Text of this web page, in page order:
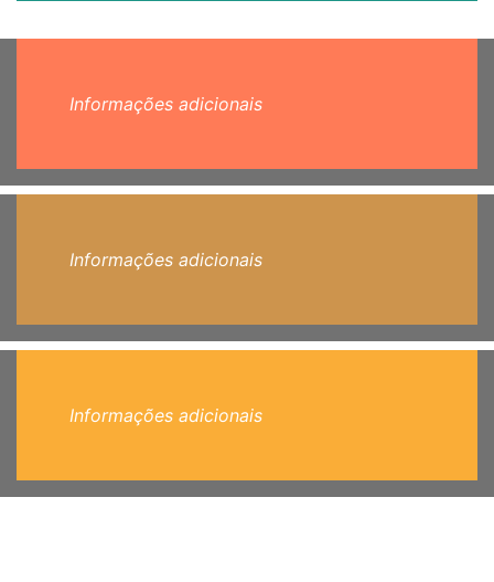
Informações adicionais
Informações adicionais
Informações adicionais